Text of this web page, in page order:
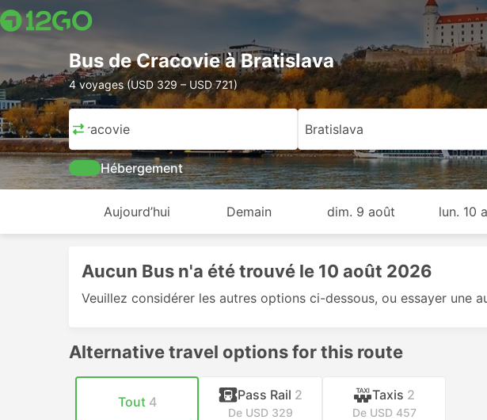
Bus de Cracovie à Bratislava
4 voyages (USD 329 – USD 721)
Cracovie Bratislava
Hébergement
Aujourd’hui Demain dim. 9 août lun. 10
Aucun Bus n'a été trouvé le 10 août 2026
Veuillez considérer les autres options ci-dessous, ou essayer une
Alternative travel options for this route
Tout 4 Pass Rail 2
De USD 329
Taxis 2
De USD 457